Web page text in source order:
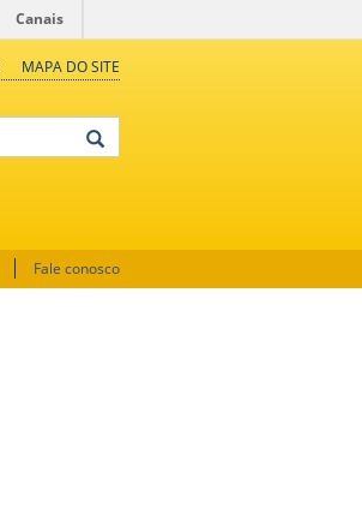
Canais
MAPA DO SITE
Fale conosco